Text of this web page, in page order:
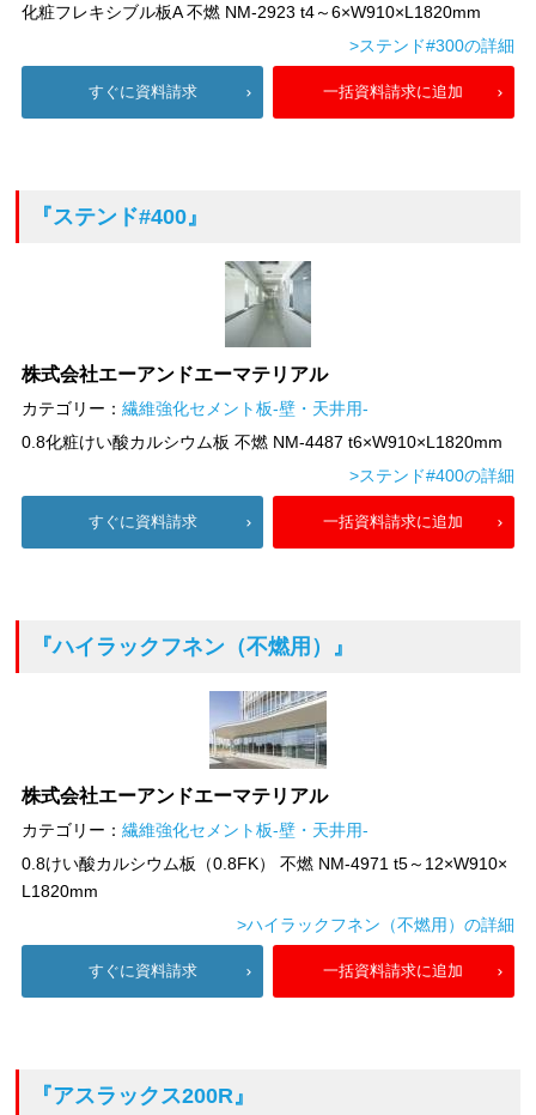
化粧フレキシブル板A 不燃 NM-2923 t4～6×W910×L1820mm
>ステンド#300の詳細
すぐに資料請求 一括資料請求に追加
『ステンド#400』
株式会社エーアンドエーマテリアル
カテゴリー：繊維強化セメント板-壁・天井用-
0.8化粧けい酸カルシウム板 不燃 NM-4487 t6×W910×L1820mm
>ステンド#400の詳細
すぐに資料請求 一括資料請求に追加
『ハイラックフネン（不燃用）』
株式会社エーアンドエーマテリアル
カテゴリー：繊維強化セメント板-壁・天井用-
0.8けい酸カルシウム板（0.8FK） 不燃 NM-4971 t5～12×W910×
L1820mm
>ハイラックフネン（不燃用）の詳細
すぐに資料請求 一括資料請求に追加
『アスラックス200R』